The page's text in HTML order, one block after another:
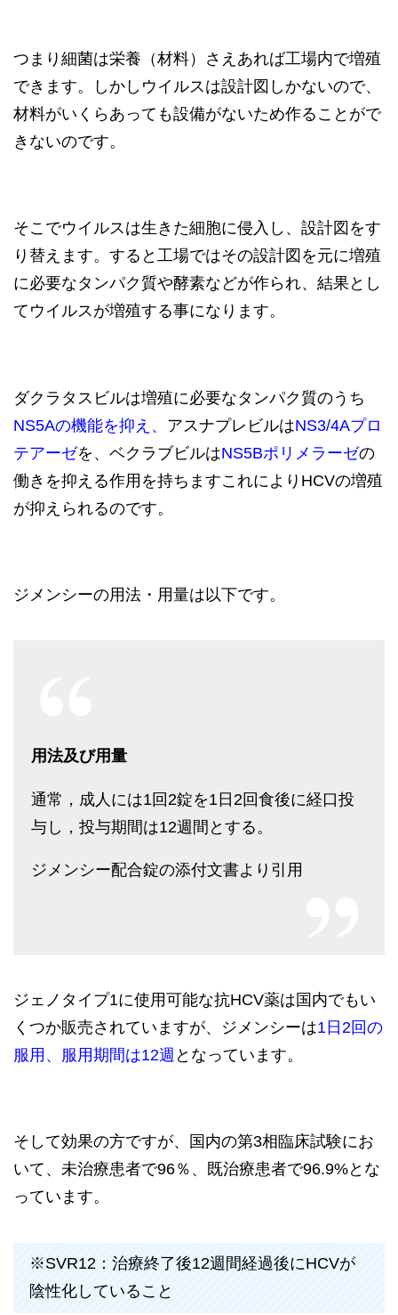
つまり細菌は栄養（材料）さえあれば工場内で増殖
できます。しかしウイルスは設計図しかないので、
材料がいくらあっても設備がないため作ることがで
きないのです。
そこでウイルスは生きた細胞に侵入し、設計図をす
り替えます。すると工場ではその設計図を元に増殖
に必要なタンパク質や酵素などが作られ、結果とし
てウイルスが増殖する事になります。
ダクラタスビルは増殖に必要なタンパク質のうち
NS5Aの機能を抑え、 アスナプレビルはNS3/4Aプロ
テアーゼを、ベクラブビルはNS5Bポリメラーゼの
働きを抑える作用を持ちますこれによりHCVの増殖
が抑えられるのです。
ジメンシーの用法・用量は以下です。
用法及び用量
通常，成人には1回2錠を1日2回食後に経口投
与し，投与期間は12週間とする。
ジメンシー配合錠の添付文書より引用
ジェノタイプ1に使用可能な抗HCV薬は国内でもい
くつか販売されていますが、ジメンシーは1日2回の
服用、服用期間は12週 となっています。
そして効果の方ですが、国内の第3相臨床試験にお
いて、未治療患者で96％、既治療患者で96.9%とな
っています。
※SVR12：治療終了後12週間経過後にHCVが
陰性化していること